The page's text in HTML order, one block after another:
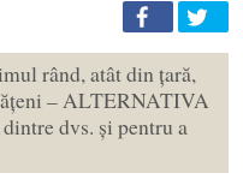
rând, atât din țară,
– ALTERNATIVA
dvs. și pentru a